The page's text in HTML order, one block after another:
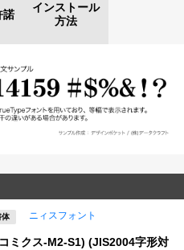
諾
インストール
方法
体 ニィスフォント
ミクス-M2-S1) (JIS2004字形対